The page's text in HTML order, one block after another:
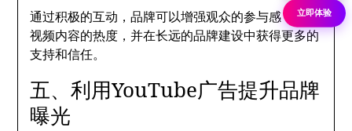
通过积极的互动，品牌可以增强观众的参与感，提升
视频内容的热度，并在长远的品牌建设中获得更多的
支持和信任。
五、利用YouTube广告提升品牌
曝光
立即体验